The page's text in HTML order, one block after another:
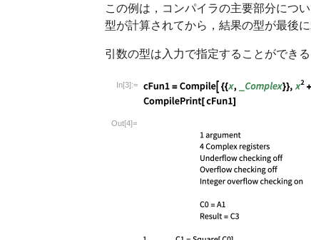
この例は，コンパイラの主要部分につ
型が計算されてから，結果の型が最後に
引数の型は入力で指定することができ
In[3]:=
Wolfram Language code:
Out[4]=